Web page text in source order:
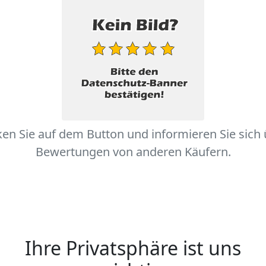
Sie auf dem Button und informieren Sie sich
Bewertungen von anderen Käufern.
Ihre Privatsphäre ist uns